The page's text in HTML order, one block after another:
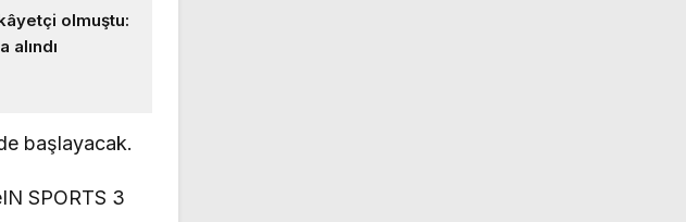
olmuştu:
alındı
başlayacak.
SPORTS 3